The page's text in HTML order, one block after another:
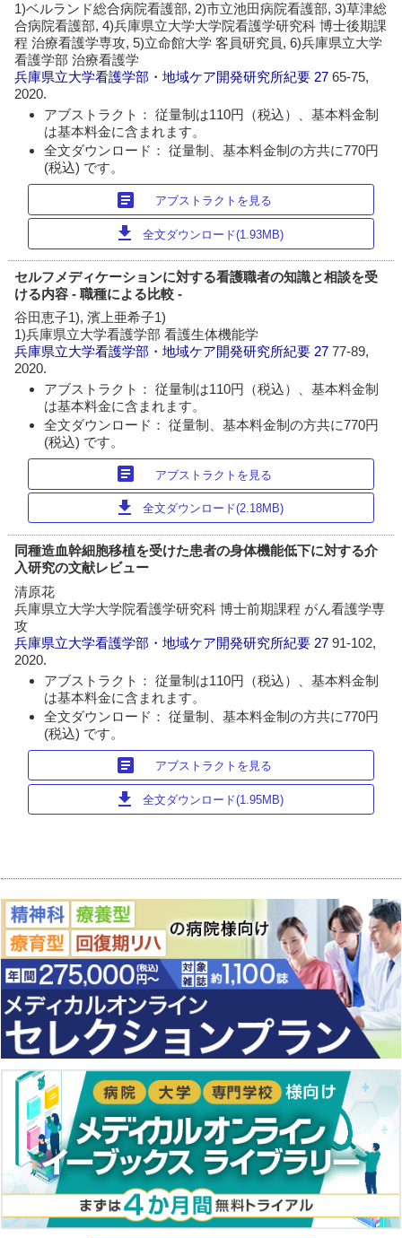
1)ベルランド総合病院看護部, 2)市立池田病院看護部, 3)草津総
合病院看護部, 4)兵庫県立大学大学院看護学研究科 博士後期課
程 治療看護学専攻, 5)立命館大学 客員研究員, 6)兵庫県立大学
看護学部 治療看護学
兵庫県立大学看護学部・地域ケア開発研究所紀要 2765-75,
2020.
アブストラクト： 従量制は110円（税込）、基本料金制
は基本料金に含まれます。
全文ダウンロード： 従量制、基本料金制の方共に770円
(税込) です。
article アブストラクトを見る
download 全文ダウンロード(1.93MB)
セルフメディケーションに対する看護職者の知識と相談を受
ける内容 - 職種による比較 -
谷田恵子1), 濱上亜希子1)
1)兵庫県立大学看護学部 看護生体機能学
兵庫県立大学看護学部・地域ケア開発研究所紀要 2777-89,
2020.
アブストラクト： 従量制は110円（税込）、基本料金制
は基本料金に含まれます。
全文ダウンロード： 従量制、基本料金制の方共に770円
(税込) です。
article アブストラクトを見る
download 全文ダウンロード(2.18MB)
同種造血幹細胞移植を受けた患者の身体機能低下に対する介
入研究の文献レビュー
清原花
兵庫県立大学大学院看護学研究科 博士前期課程 がん看護学専
攻
兵庫県立大学看護学部・地域ケア開発研究所紀要 2791-102,
2020.
アブストラクト： 従量制は110円（税込）、基本料金制
は基本料金に含まれます。
全文ダウンロード： 従量制、基本料金制の方共に770円
(税込) です。
article アブストラクトを見る
download 全文ダウンロード(1.95MB)